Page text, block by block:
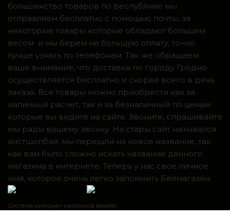
большинство товаров по республике мы
отправляем бесплатно с помощью почты, за
некоторые товары которые обладают большим
весом и мы берем не большую оплату, точно
лучше узнать по телефонам. Так же обращаем
ваше внимание, что доставка по городу Гродно
осуществляется бесплатно и скорее всего в день
заказа. Все товары можно приобрести как за
наличный расчет, так и за безналичный по ценам
которые вы видите на сайте. Звоните, спрашивайте
мы рады вашему звонку. На стары сайт назывался
аистшопбай, мы перешли на новое название, так
как вам было сложно искать название данного
магазина в интернете. Теперь у нас свое личное
имя, которое очень легко запомнить Белмагазин.
Система интернет-магазинов beseller